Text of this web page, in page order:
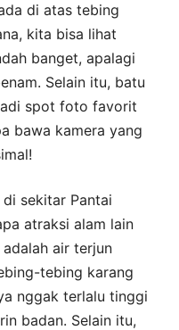
di atas tebing
kita bisa lihat
banget, apalagi
Selain itu, batu
spot foto favorit
bawa kamera yang
sekitar Pantai
atraksi alam lain
air terjun
tebing karang
nggak terlalu tinggi
badan. Selain itu,